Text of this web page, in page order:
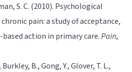
S. C. (2010). Psychological
pain: a study of acceptance,
action in primary care.Pain,
B., Gong, Y., Glover, T. L.,